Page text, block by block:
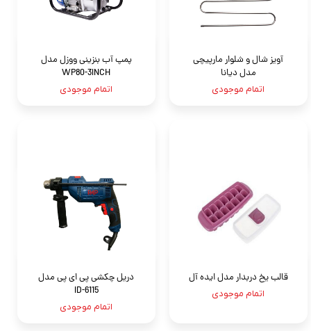
آویز شال و شلوار مارپیچی
مدل دیانا
اتمام موجودی
پمپ آب بنزینی ووزل مدل
WP80-3INCH
اتمام موجودی
قالب یخ دربدار مدل ایده آل
اتمام موجودی
دریل چکشی پی ای پی مدل
ID-6115
اتمام موجودی